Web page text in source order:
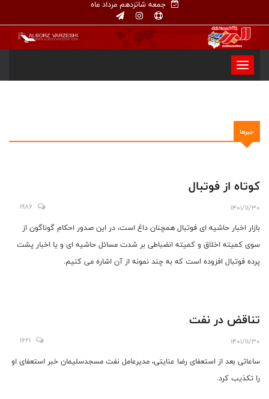
جمعه شانزدهم مرداد ماه
خبرها
کوتاه از فوتبال
1401/11/30
1986
بازار اخبار حاشیه ای فوتبال همچنان داغ است، در این صدور احکام گوناگون از
سوی کمیته اخلاق و کمیته انضباطی بر شدت مسائل حاشیه ای و یا اخبار پشت
پرده فوتبال افزوده است که به چند نمونه از آن اشاره می کنیم.
تناقض در نفت
1401/11/30
1621
ساعاتی بعد از استعفای رضا عنایتی، مدیرعامل نفت مسجدسلیمان خبر استعفای او
را تکذیب کرد.